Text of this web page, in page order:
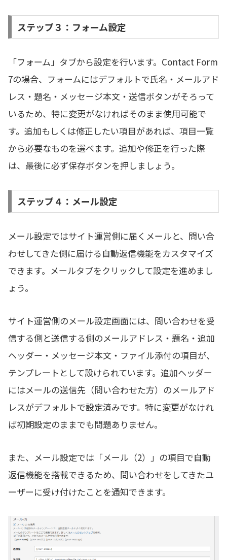
ステップ３：フォーム設定
「フォーム」タブから設定を行います。Contact Form
7の場合、フォームにはデフォルトで氏名・メールアド
レス・題名・メッセージ本文・送信ボタンがそろって
いるため、特に変更がなければそのまま使用可能で
す。追加もしくは修正したい項目があれば、項目一覧
から必要なものを選べます。追加や修正を行った際
は、最後に必ず保存ボタンを押しましょう。
ステップ４：メール設定
メール設定ではサイト運営側に届くメールと、問い合
わせしてきた側に届ける自動返信機能をカスタマイズ
できます。メールタブをクリックして設定を進めまし
ょう。
サイト運営側のメール設定画面には、問い合わせを受
信する側と送信する側のメールアドレス・題名・追加
ヘッダー・メッセージ本文・ファイル添付の項目が、
テンプレートとして設けられています。追加ヘッダー
にはメールの送信先（問い合わせた方）のメールアド
レスがデフォルトで設定済みです。特に変更がなけれ
ば初期設定のままでも問題ありません。
また、メール設定では「メール（2）」の項目で自動
返信機能を搭載できるため、問い合わせをしてきたユ
ーザーに受け付けたことを通知できます。